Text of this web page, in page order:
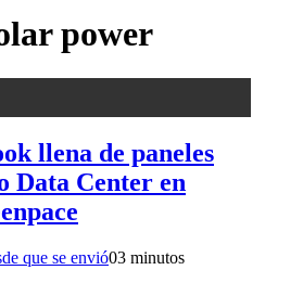
power
llena de paneles
Data Center en
que se envió03 minutos